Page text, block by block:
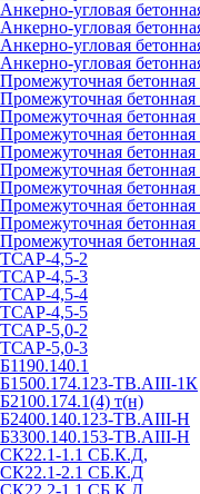
Анкерно-угловая
Анкерно-угловая
Анкерно-угловая
Анкерно-угловая
Промежуточная
Промежуточная
Промежуточная
Промежуточная
Промежуточная
Промежуточная
Промежуточная
Промежуточная
Промежуточная
Промежуточная
ТСАР-4,5-2
ТСАР-4,5-3
ТСАР-4,5-4
ТСАР-4,5-5
ТСАР-5,0-2
ТСАР-5,0-3
Б1190.140.1
Б1500.174.123-ТВ.АIII-1К
Б2100.174.1(4) т(н)
Б2400.140.123-ТВ.АIII-Н
Б3300.140.153-ТВ.АIII-Н
СК22.1-1.1 СБ.К.Д,
СК22.1-2.1 СБ.К.Д
СК22.2-1.1 СБ.К.Д